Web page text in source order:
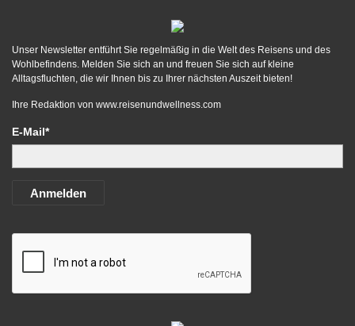
Unser Newsletter entführt Sie regelmäßig in die Welt des Reisens und des
Wohlbefindens. Melden Sie sich an und freuen Sie sich auf kleine
Alltagsfluchten, die wir Ihnen bis zu Ihrer nächsten Auszeit bieten!
Ihre Redaktion von www.reisenundwellness.com
E-Mail*
Anmelden